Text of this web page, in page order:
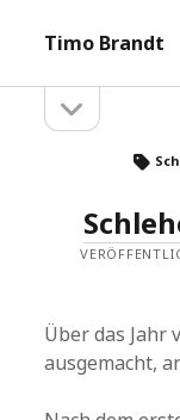
Timo Brandt
Seitenleiste
öffnen
Über das
ausgemacht,